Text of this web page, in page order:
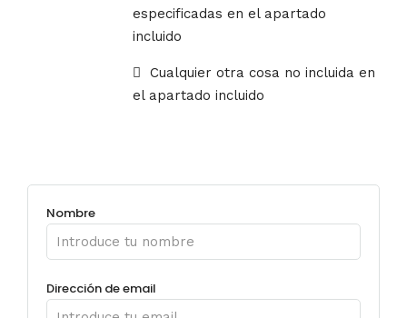
especificadas en el apartado
incluido
Cualquier otra cosa no incluida en
el apartado incluido
Nombre
Dirección de email